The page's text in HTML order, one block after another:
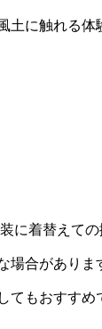
土に触れる体
に着替えて
合がありま
てもおすすめ